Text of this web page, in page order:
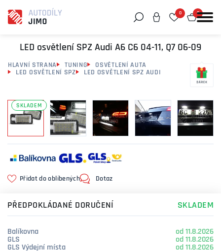
0 0
LED osvětlení SPZ Audi A6 C6 04-11, Q7 06-09
HLAVNÍ STRANA TUNING
OSVĚTLENÍ AUTA
LED OSVĚTLENÍ SPZ
LED OSVĚTLENÍ SPZ AUDI
SKLADEM
Přidat do oblíbených Dotaz
PŘEDPOKLÁDANÉ DORUČENÍ SKLADEM
Balíkovna
od 11.8.2026
GLS
od 11.8.2026
GLS Výdejní místa
od 11.8.2026
Můžeme vám pomoci něco najít?